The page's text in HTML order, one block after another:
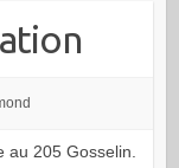
au 205 Gosselin.